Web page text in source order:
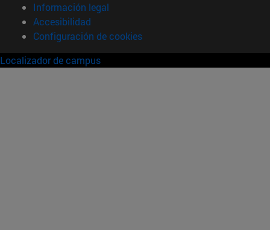
Información legal
Accesibilidad
Configuración de cookies
Localizador de campus